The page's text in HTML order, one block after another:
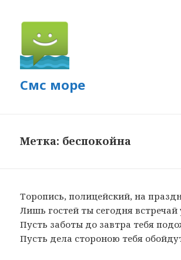
Смс море
Метка: беспокойна
Торопись, полицейский, на
Лишь гостей ты сегодня встречай
Пусть заботы до завтра тебя
Пусть дела стороною тебя